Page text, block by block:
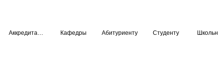
Кафедры Абитуриенту Студенту